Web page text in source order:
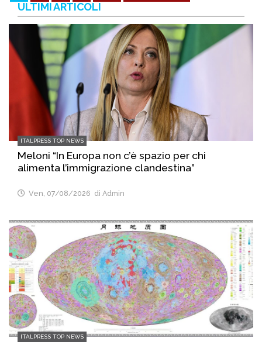
ULTIMI ARTICOLI
ITALPRESS TOP NEWS
Meloni “In Europa non c’è spazio per chi
alimenta l’immigrazione clandestina”
Ven, 07/08/2026 di Admin
ITALPRESS TOP NEWS